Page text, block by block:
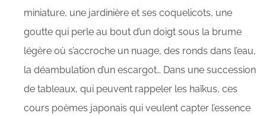
miniature, une jardinière et ses coquelicots, une
goutte qui perle au bout d’un doigt sous la brume
légère où s’accroche un nuage, des ronds dans l’eau,
la déambulation d’un escargot… Dans une succession
de tableaux, qui peuvent rappeler les haïkus, ces
cours poèmes japonais qui veulent capter l’essence